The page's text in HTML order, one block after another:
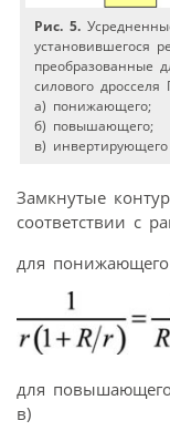
Рис. 5.
установившегося
преобразованные
силового
а) понижающего;
б) повышающего;
в) инвертирующего
Замкнутые
соответствии с
для
для
в)